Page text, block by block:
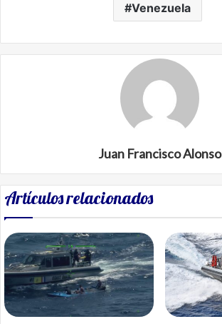
Venezuela
Juan Francisco Alonso
Artículos relacionados